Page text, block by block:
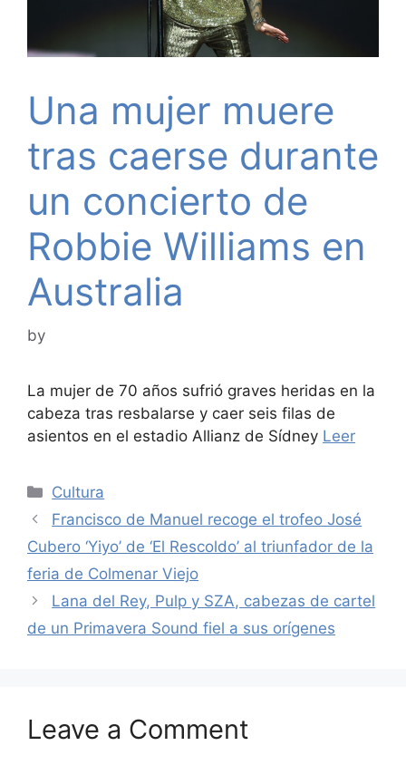
Una mujer muere
tras caerse durante
un concierto de
Robbie Williams en
Australia
by
La mujer de 70 años sufrió graves heridas en la
cabeza tras resbalarse y caer seis filas de
asientos en el estadio Allianz de Sídney Leer
Categories
Cultura
Francisco de Manuel recoge el trofeo José
Cubero ‘Yiyo’ de ‘El Rescoldo’ al triunfador de la
feria de Colmenar Viejo
Lana del Rey, Pulp y SZA, cabezas de cartel
de un Primavera Sound fiel a sus orígenes
Leave a Comment